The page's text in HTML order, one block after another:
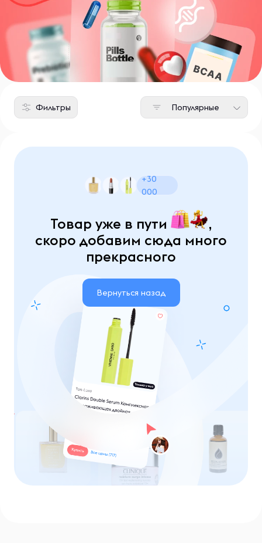
Фильтры Популярные
+30
000
Товар уже в пути
,
скоро добавим сюда много
прекрасного
Вернуться назад